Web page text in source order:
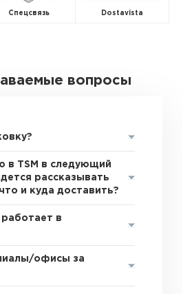
Спецсвязь Dostavista
вопросы
в TSM в следующий
рассказывать
и куда доставить?
работает в
офисы за